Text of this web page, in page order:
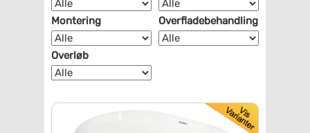
Montering Overfladebehandling
Overløb